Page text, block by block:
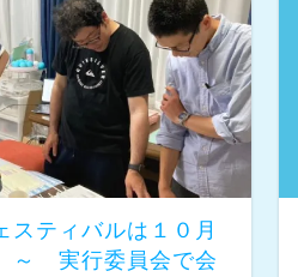
スティバルは１０月
～ 実行委員会で会